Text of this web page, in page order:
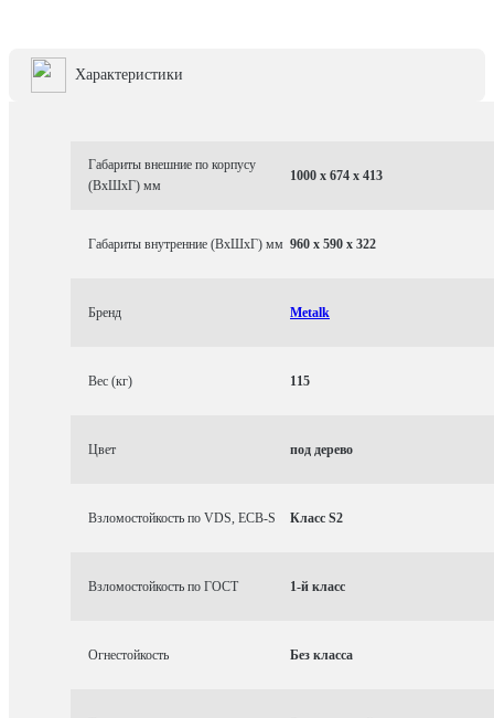
Характеристики
Габариты внешние по корпусу
(ВхШхГ) мм
1000 x 674 x 413
Габариты внутренние (ВхШхГ) мм 960 x 590 x 322
Бренд Metalk
Вес (кг) 115
Цвет под дерево
Взломостойкость по VDS, ECB-S Класс S2
Взломостойкость по ГОСТ 1-й класс
Огнестойкость Без класса